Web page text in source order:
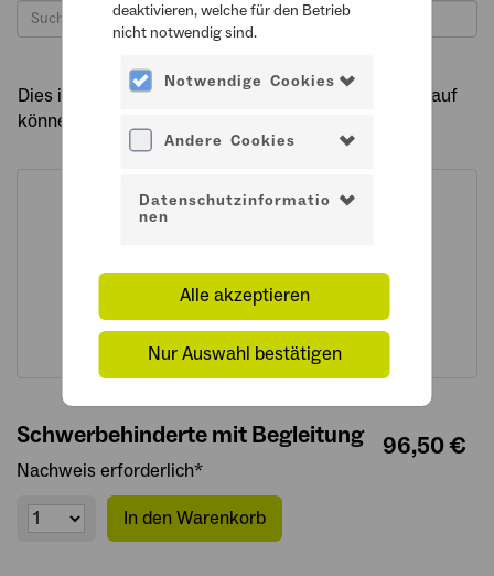
deaktivieren, welche für den Betrieb
nicht notwendig sind.
Notwendige Cookies
Andere Cookies
Datenschutzinformatio
nen
Alle akzeptieren
Nur Auswahl bestätigen
Dies ist eine Dauerkarte. Nach dem erfolgreichen Kauf
können Sie ihre Daten einpflegen.
96,50 €
Schwerbehinderte mit Begleitung
Nachweis erforderlich*